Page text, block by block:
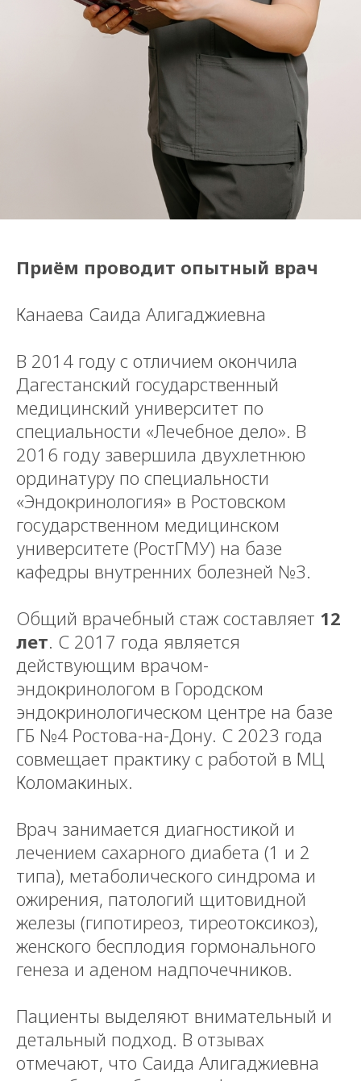
Приём проводит опытный врач
Канаева Саида Алигаджиевна
В 2014 году с отличием окончила
Дагестанский государственный
медицинский университет по
специальности «Лечебное дело». В
2016 году завершила двухлетнюю
ординатуру по специальности
«Эндокринология» в Ростовском
государственном медицинском
университете (РостГМУ) на базе
кафедры внутренних болезней №3.
Общий врачебный стаж составляет 12
лет. С 2017 года является
действующим врачом-
эндокринологом в Городском
эндокринологическом центре на базе
ГБ №4 Ростова-на-Дону. С 2023 года
совмещает практику с работой в МЦ
Коломакиных.
Врач занимается диагностикой и
лечением сахарного диабета (1 и 2
типа), метаболического синдрома и
ожирения, патологий щитовидной
железы (гипотиреоз, тиреотоксикоз),
женского бесплодия гормонального
генеза и аденом надпочечников.
Пациенты выделяют внимательный и
детальный подход. В отзывах
отмечают, что Саида Алигаджиевна